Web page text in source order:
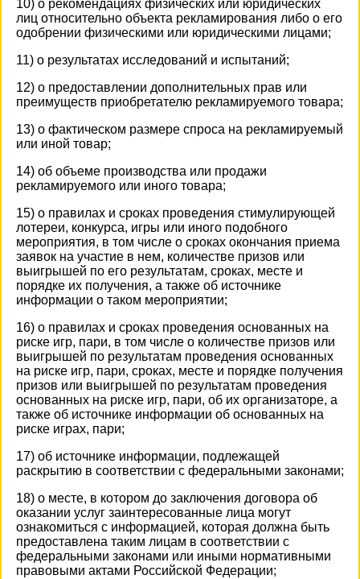
10) о рекомендациях физических или юридических
лиц относительно объекта рекламирования либо о его
одобрении физическими или юридическими лицами;
11) о результатах исследований и испытаний;
12) о предоставлении дополнительных прав или
преимуществ приобретателю рекламируемого товара;
13) о фактическом размере спроса на рекламируемый
или иной товар;
14) об объеме производства или продажи
рекламируемого или иного товара;
15) о правилах и сроках проведения стимулирующей
лотереи, конкурса, игры или иного подобного
мероприятия, в том числе о сроках окончания приема
заявок на участие в нем, количестве призов или
выигрышей по его результатам, сроках, месте и
порядке их получения, а также об источнике
информации о таком мероприятии;
16) о правилах и сроках проведения основанных на
риске игр, пари, в том числе о количестве призов или
выигрышей по результатам проведения основанных
на риске игр, пари, сроках, месте и порядке получения
призов или выигрышей по результатам проведения
основанных на риске игр, пари, об их организаторе, а
также об источнике информации об основанных на
риске играх, пари;
17) об источнике информации, подлежащей
раскрытию в соответствии с федеральными законами;
18) о месте, в котором до заключения договора об
оказании услуг заинтересованные лица могут
ознакомиться с информацией, которая должна быть
предоставлена таким лицам в соответствии с
федеральными законами или иными нормативными
правовыми актами Российской Федерации;